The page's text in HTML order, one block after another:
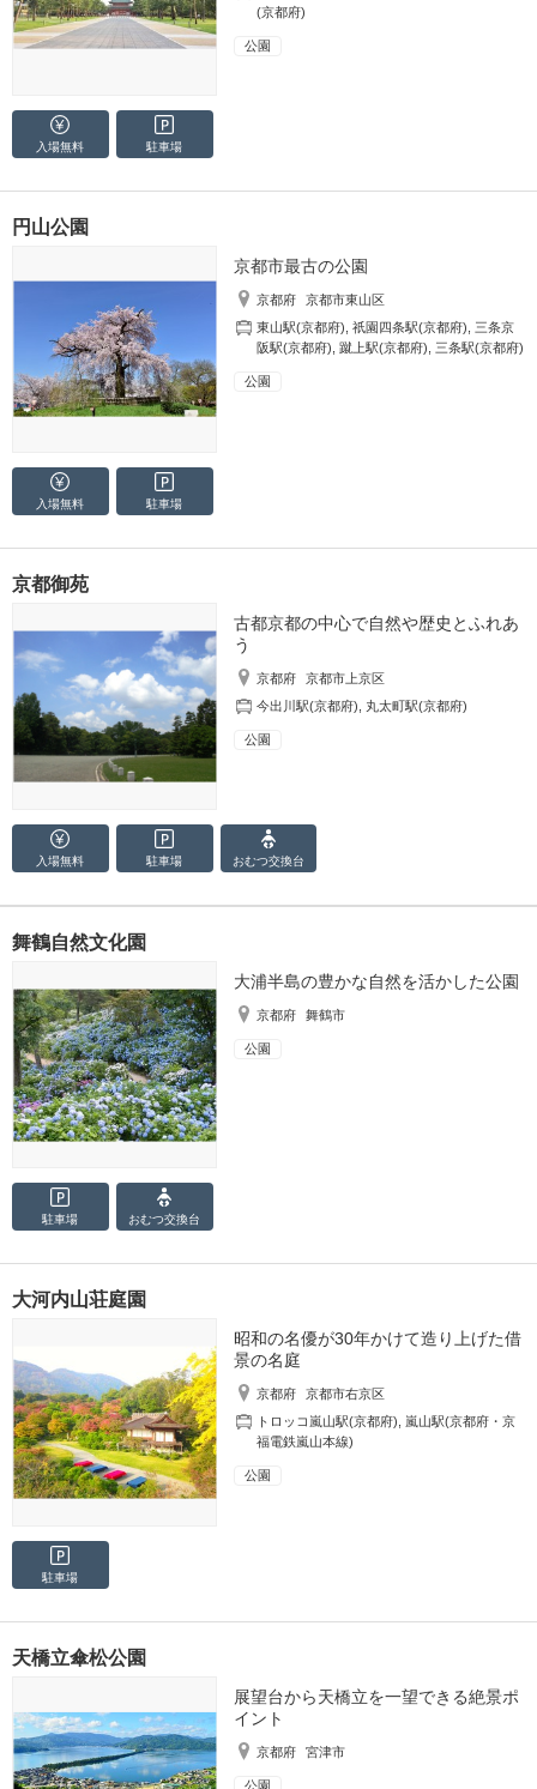
(京都府)
公園
入場無料 駐車場
円山公園
京都市最古の公園
京都府
京都市東山区
東山駅(京都府) ,祇園四条駅(京都府)
三条京
阪駅(京都府) ,蹴上駅(京都府) 三条駅(京都府)
公園
入場無料 駐車場
京都御苑
古都京都の中心で自然や歴史とふれあ
う
京都府
京都市上京区
今出川駅(京都府)
丸太町駅(京都府)
公園
入場無料 駐車場 おむつ交換台
舞鶴自然文化園
大浦半島の豊かな自然を活かした公園
京都府 舞鶴市
公園
駐車場 おむつ交換台
大河内山荘庭園
昭和の名優が30年かけて造り上げた借
景の名庭
京都府
京都市右京区
トロッコ嵐山駅(京都府)
嵐山駅(京都府・京
福電鉄嵐山本線)
公園
駐車場
天橋立傘松公園
展望台から天橋立を一望できる絶景ポ
イント
京都府 宮津市
公園